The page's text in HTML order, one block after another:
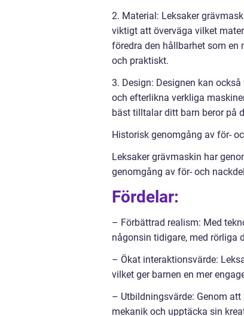
2. Material: Leksaker
viktigt att överväga vilket
föredra den hållbarhet som en
och praktiskt.
3. Design: Designen kan
och efterlikna verkliga
bäst tilltalar ditt barn beror på
Historisk genomgång av för-
Leksaker grävmaskin har
genomgång av för- och
Fördelar:
– Förbättrad realism: Med
någonsin tidigare, med rörliga
– Ökat interaktionsvärde:
vilket ger barnen en mer
– Utbildningsvärde: Genom
mekanik och upptäcka sin